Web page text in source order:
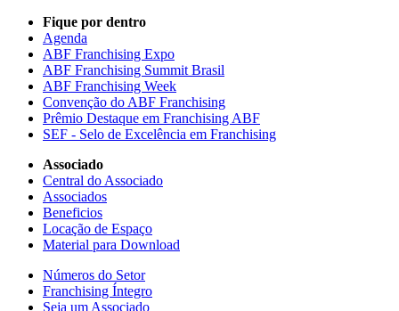
Fique por dentro
Agenda
ABF Franchising Expo
ABF Franchising Summit Brasil
ABF Franchising Week
Convenção do ABF Franchising
Prêmio Destaque em Franchising ABF
SEF - Selo de Excelência em Franchising
Associado
Central do Associado
Associados
Beneficios
Locação de Espaço
Material para Download
Números do Setor
Franchising Íntegro
Seja um Associado